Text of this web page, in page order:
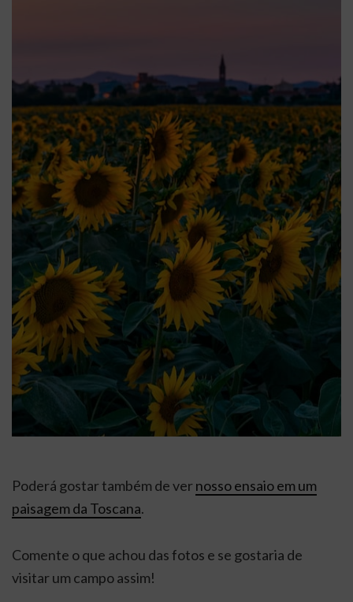
Poderá gostar também de vernosso ensaio em um
paisagem da Toscana.
Comente o que achou das fotos e se gostaria de
visitar um campo assim!